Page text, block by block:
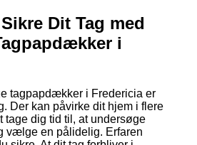
Dit Tag med
i
tagpapdækker i Fredericia er
Der kan påvirke dit hjem i flere
tage dig tid til, at undersøge
vælge en pålidelig. Erfaren